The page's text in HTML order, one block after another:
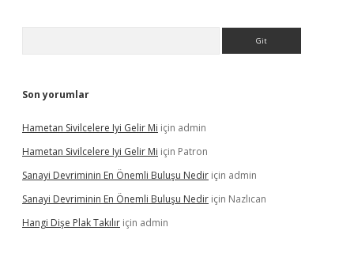
Son yorumlar
Hametan Sivilcelere Iyi Gelir Mi için admin
Hametan Sivilcelere Iyi Gelir Mi için Patron
Sanayi Devriminin En Önemli Buluşu Nedir için admin
Sanayi Devriminin En Önemli Buluşu Nedir için Nazlıcan
Hangi Dişe Plak Takılır için admin